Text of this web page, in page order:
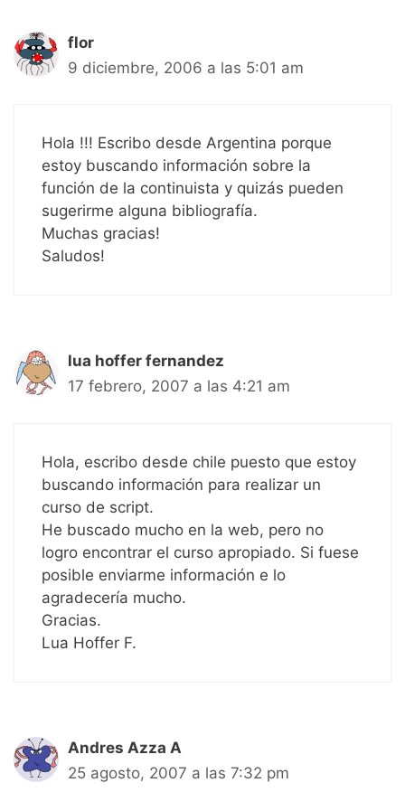
flor
9 diciembre, 2006 a las 5:01 am
Hola !!! Escribo desde Argentina porque
estoy buscando información sobre la
función de la continuista y quizás pueden
sugerirme alguna bibliografía.
Muchas gracias!
Saludos!
lua hoffer fernandez
17 febrero, 2007 a las 4:21 am
Hola, escribo desde chile puesto que estoy
buscando información para realizar un
curso de script.
He buscado mucho en la web, pero no
logro encontrar el curso apropiado. Si fuese
posible enviarme información e lo
agradecería mucho.
Gracias.
Lua Hoffer F.
Andres Azza A
25 agosto, 2007 a las 7:32 pm